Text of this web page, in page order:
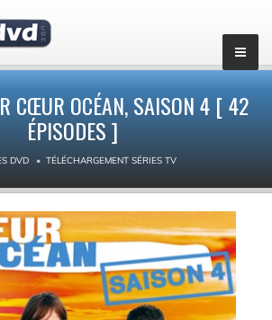
CŒUR OCÉAN, SAISON 4 [ 42
ÉPISODES ]
DVD TÉLÉCHARGEMENT SÉRIES TV